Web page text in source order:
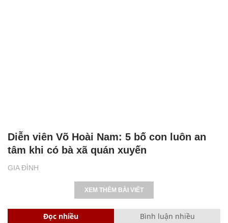
GIA ĐÌNH
Diễn viên Võ Hoài Nam: 5 bố con luôn an
tâm khi có bà xã quán xuyến
XEM THÊM BÀI VIẾT
Đọc nhiều Bình luận nhiều